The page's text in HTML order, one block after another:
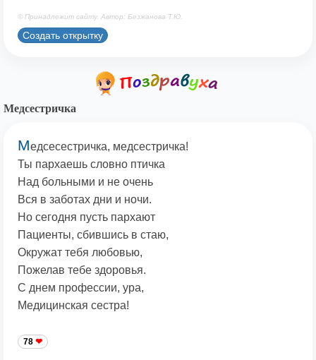
© Принадлежит сайту. Автор: Безжанова Т.Ю.
Создать открытку
Медсестричка
Медсесестричка, медсестричка!
Ты пархаешь словно птичка
Над больными и не очень
Вся в заботах дни и ночи.
Но сегодня пусть пархают
Пациенты, сбившись в стаю,
Окружат тебя любовью,
Пожелав тебе здоровья.
С днем профессии, ура,
Медицинская сестра!
78